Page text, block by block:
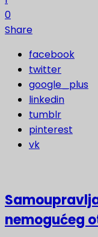
0
Share
facebook
twitter
google_plus
linkedin
tumblr
pinterest
vk
nemogućeg